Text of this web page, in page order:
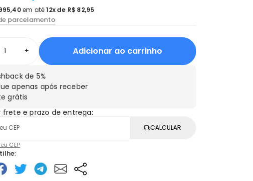
em até12x de R$ 82,95
parcelamento
+ Adicionar ao carrinho
de 5%
apenas após receber
grátis
frete e prazo de entrega:
CALCULAR
CEP